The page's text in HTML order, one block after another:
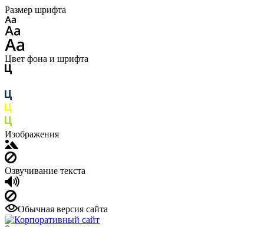
Размер шрифта
Цвет фона и шрифта
Изображения
Озвучивание текста
Обычная версия сайта